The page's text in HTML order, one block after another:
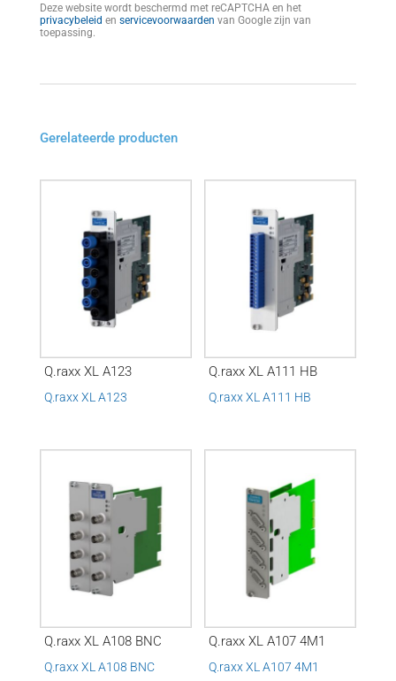
Deze website wordt beschermd met reCAPTCHA en het
privacybeleid en servicevoorwaarden van Google zijn van
toepassing.
Gerelateerde producten
Q.raxx XL A123
Q.raxx XL A123
Q.raxx XL A111 HB
Q.raxx XL A111 HB
Q.raxx XL A108 BNC
Q.raxx XL A108 BNC
Q.raxx XL A107 4M1
Q.raxx XL A107 4M1